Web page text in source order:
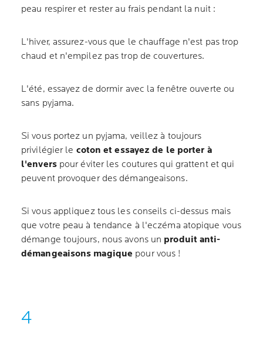
peau respirer et rester au frais pendant la nuit :
L'hiver, assurez-vous que le chauffage n'est pas trop
chaud et n'empilez pas trop de couvertures.
L'été, essayez de dormir avec la fenêtre ouverte ou
sans pyjama.
Si vous portez un pyjama, veillez à toujours
privilégier le coton et essayez de le porter à
l'enverspour éviter les coutures qui grattent et qui
peuvent provoquer des démangeaisons.
Si vous appliquez tous les conseils ci-dessus mais
que votre peau à tendance à l'eczéma atopique vous
démange toujours, nous avons un produit anti-
démangeaisons magique pour vous !